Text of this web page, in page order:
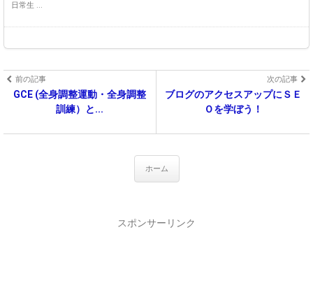
日常生 ...
前の記事
GCE (全身調整運動・全身調整
訓練）と...
次の記事
ブログのアクセスアップにＳＥ
Ｏを学ぼう！
ホーム
スポンサーリンク